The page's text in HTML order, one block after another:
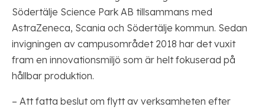
Södertälje Science Park AB tillsammans med
AstraZeneca, Scania och Södertälje kommun. Sedan
invigningen av campusområdet 2018 har det vuxit
fram en innovationsmiljö som är helt fokuserad på
hållbar produktion.
– Att fatta beslut om flytt av verksamheten efter